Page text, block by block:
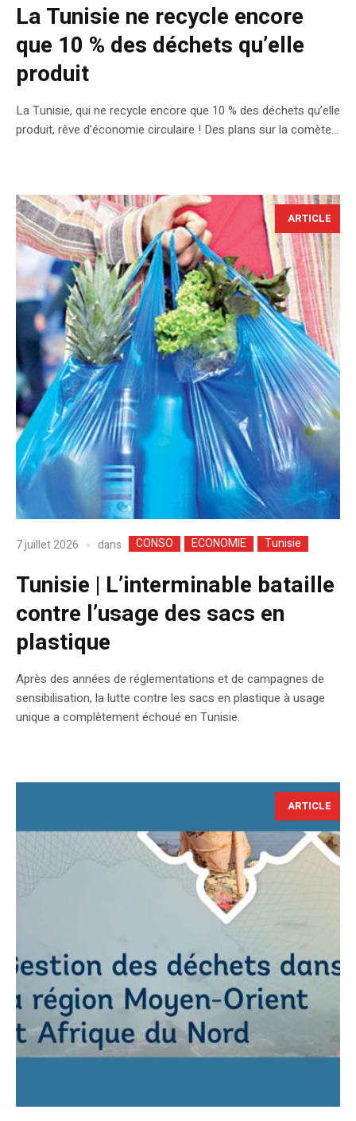
La Tunisie ne recycle encore
que 10 % des déchets qu’elle
produit
La Tunisie, qui ne recycle encore que 10 % des déchets qu’elle
produit, rêve d’économie circulaire ! Des plans sur la comète...
ARTICLE
7 juillet 2026 dans CONSO ECONOMIE Tunisie
Tunisie | L’interminable bataille
contre l’usage des sacs en
plastique
Après des années de réglementations et de campagnes de
sensibilisation, la lutte contre les sacs en plastique à usage
unique a complètement échoué en Tunisie.
ARTICLE